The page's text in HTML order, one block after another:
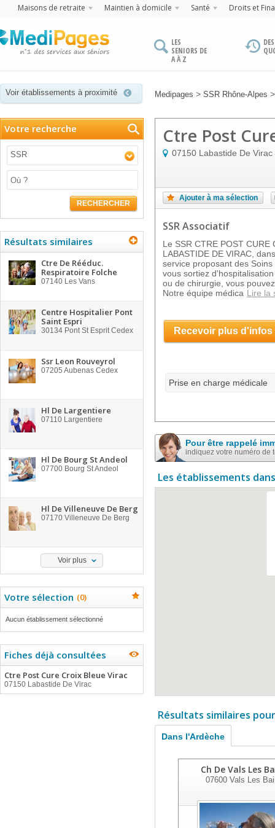
Maisons de retraite Maintien à domicile Santé Droits et
LES
SENIORS DE
A À Z
Voir établissements à proximité Medipages > SSR Rhône-Alpes
Votre recherche
SSR
RECHERCHER
Résultats similaires
Ctre De Rééduc.
Respiratoire Folche
07140 Les Vans
Centre Hospitalier Pont
Saint Espri
30134 Pont St Esprit Cedex
Ssr Leon Rouveyrol
07205 Aubenas Cedex
Hl De Largentiere
07110 Largentiere
Hl De Bourg St Andeol
07700 Bourg St Andeol
Hl De Villeneuve De Berg
07170 Villeneuve De Berg
Voir plus
Votre sélection (0)
Aucun établissement sélectionné
Fiches déjà consultées
Ctre Post Cure Croix Bleue Virac
07150 Labastide De Virac
Ctre Post
07150 Labastide De Virac
Ajouter à ma sélection
SSR Associatif
Le SSR CTRE POST CURE
LABASTIDE DE VIRAC,
service proposant des
vous sortiez
ou de chirurgie, vous
Notre équipe médica Lire la
Recevoir plus d'infos
Prise en charge médicale
Pour être rappelé
indiquez votre numéro de
Les établissements
Résultats similaires
Dans l'Ardèche
Ch De Vals Les
07600Vals Les